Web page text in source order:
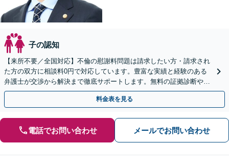
子の認知
【来所不要／全国対応】不倫の慰謝料問題は請求したい方・請求され
た方の双方に相談料0円で対応しています。豊富な実績と経験のある
弁護士が交渉から解決まで徹底サポートします。無料の証拠診断や着
手金の返還保証もありますので安心してご相談ください。
料金表を見る
電話でお問い合わせ メールでお問い合わせ